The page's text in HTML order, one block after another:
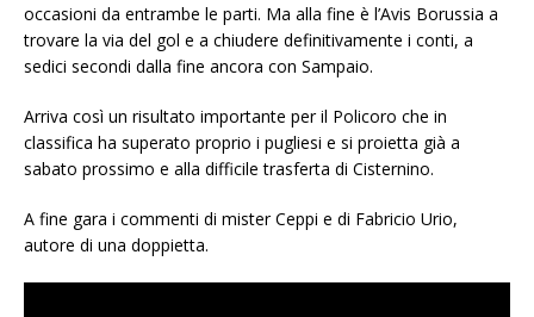
occasioni da entrambe le parti. Ma alla fine è l’Avis Borussia a
trovare la via del gol e a chiudere definitivamente i conti, a
sedici secondi dalla fine ancora con Sampaio.
Arriva così un risultato importante per il Policoro che in
classifica ha superato proprio i pugliesi e si proietta già a
sabato prossimo e alla difficile trasferta di Cisternino.
A fine gara i commenti di mister Ceppi e di Fabricio Urio,
autore di una doppietta.